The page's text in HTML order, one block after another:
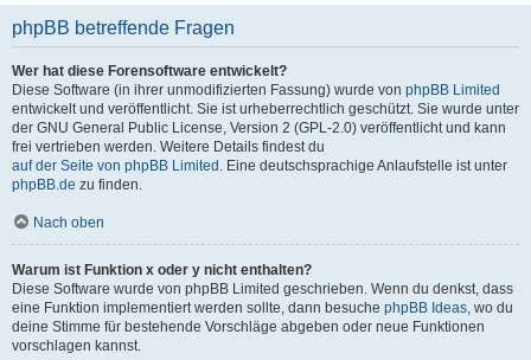
phpBB betreffende Fragen
Wer hat diese Forensoftware entwickelt?
Diese Software (in ihrer unmodifizierten Fassung) wurde von phpBB Limited
entwickelt und veröffentlicht. Sie ist urheberrechtlich geschützt. Sie wurde unter
der GNU General Public License, Version 2 (GPL-2.0) veröffentlicht und kann
frei vertrieben werden. Weitere Details findest du
auf der Seite von phpBB Limited . Eine deutschsprachige Anlaufstelle ist unter
phpBB.de zu finden.
Nach oben
Warum ist Funktion x oder y nicht enthalten?
Diese Software wurde von phpBB Limited geschrieben. Wenn du denkst, dass
eine Funktion implementiert werden sollte, dann besuche phpBB Ideas, wo du
deine Stimme für bestehende Vorschläge abgeben oder neue Funktionen
vorschlagen kannst.